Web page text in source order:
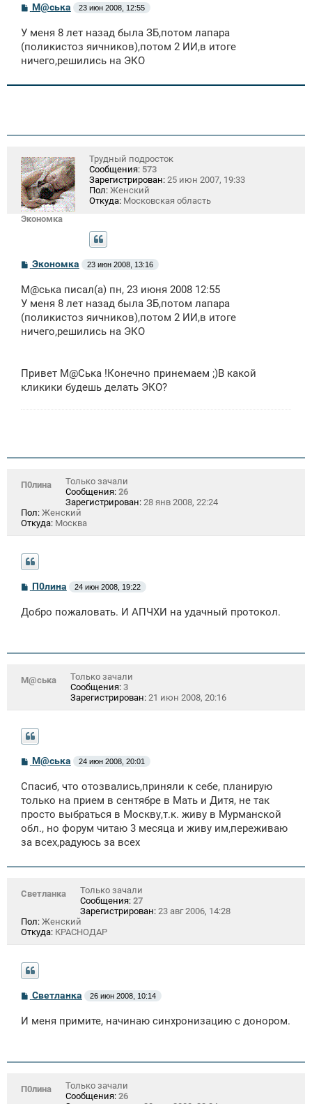
С
б
щ
н
е
М@ська 23 июн 2008, 12:55
У меня 8 лет назад была ЗБ,потом лапара
(поликистоз яичников),потом 2 ИИ,в итоге
ничего,решились на ЭКО
Экономка
Трудный подросток
Сообщения: 573
Зарегистрирован: 25 июн 2007, 19:33
Пол: Женский
Откуда: Московская область
С
б
щ
н
и
Экономка 23 июн 2008, 13:16
М@ська писал(а) пн, 23 июня 2008 12:55
У меня 8 лет назад была ЗБ,потом лапара
(поликистоз яичников),потом 2 ИИ,в итоге
ничего,решились на ЭКО
Привет М@Ська !Конечно принемаем ;)В какой
кликики будешь делать ЭКО?
П0лина
Только зачали
Сообщения: 26
Зарегистрирован: 28 янв 2008, 22:24
Пол: Женский
Откуда: Москва
С
о
б
и
П0лина 24 июн 2008, 19:22
Добро пожаловать. И АПЧХИ на удачный протокол.
М@ська
Только зачали
Сообщения: 3
Зарегистрирован: 21 июн 2008, 20:16
С
о
б
щ
н
и
М@ська 24 июн 2008, 20:01
Спасиб, что отозвались,приняли к себе, планирую
только на прием в сентябре в Мать и Дитя, не так
просто выбраться в Москву,т.к. живу в Мурманской
обл., но форум читаю 3 месяца и живу им,переживаю
за всех,радуюсь за всех
Светланка
Только зачали
Сообщения: 27
Зарегистрирован: 23 авг 2006, 14:28
Пол: Женский
Откуда: КРАСНОДАР
С
о
б
и
Светланка 26 июн 2008, 10:14
И меня примите, начинаю синхронизацию с донором.
П0лина
Только зачали
Сообщения: 26